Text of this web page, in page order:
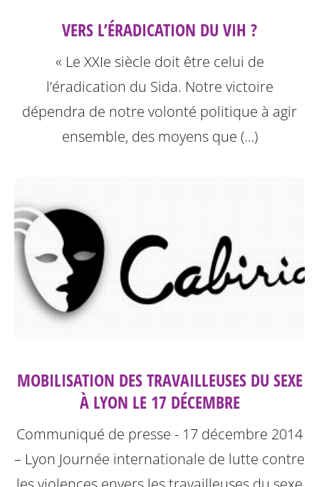
VERS L’ÉRADICATION DU VIH ?
« Le XXIe siècle doit être celui de
l’éradication du Sida. Notre victoire
dépendra de notre volonté politique à agir
ensemble, des moyens que (…)
MOBILISATION DES TRAVAILLEUSES DU SEXE
À LYON LE 17 DÉCEMBRE
Communiqué de presse - 17 décembre 2014
– Lyon Journée internationale de lutte contre